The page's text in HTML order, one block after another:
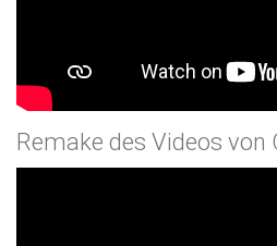
Remake des Videos von